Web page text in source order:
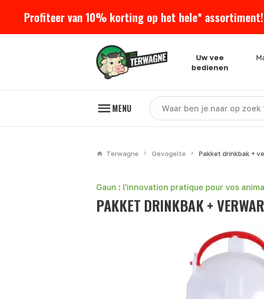
Profiteer van 10% korting op het hele*
Uw vee
bedienen
MENU
Terwagne Gevogelte Pakket drinkbak +
Gaun : l'innovation pratique pour vos
PAKKET DRINKBAK +